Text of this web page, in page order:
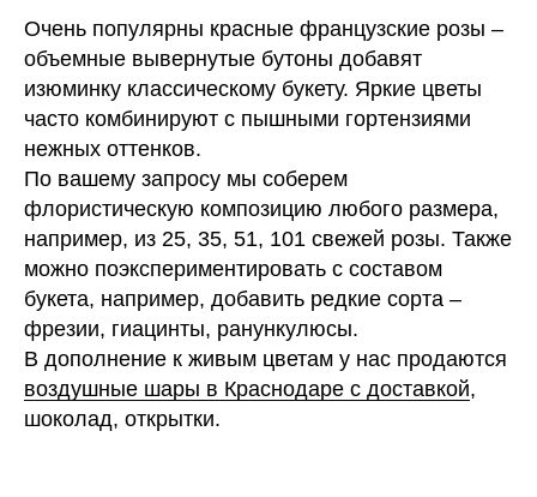
Очень популярны красные французские розы –
объемные вывернутые бутоны добавят
изюминку классическому букету. Яркие цветы
часто комбинируют с пышными гортензиями
нежных оттенков.
По вашему запросу мы соберем
флористическую композицию любого размера,
например, из 25, 35, 51, 101 свежей розы. Также
можно поэкспериментировать с составом
букета, например, добавить редкие сорта –
фрезии, гиацинты, ранункулюсы.
В дополнение к живым цветам у нас продаются
воздушные шары в Краснодаре с доставкой,
шоколад, открытки.